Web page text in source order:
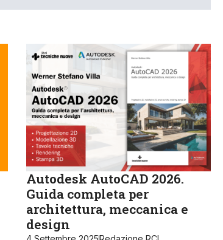
Autodesk AutoCAD 2026.
Guida completa per
architettura, meccanica e
design